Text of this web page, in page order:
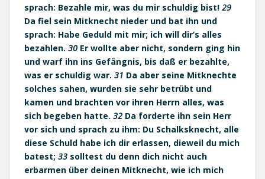
sprach: Bezahle mir, was du mir schuldig bist! 29
Da fiel sein Mitknecht nieder und bat ihn und
sprach: Habe Geduld mit mir; ich will dir’s alles
bezahlen. 30 Er wollte aber nicht, sondern ging hin
und warf ihn ins Gefängnis, bis daß er bezahlte,
was er schuldig war. 31 Da aber seine Mitknechte
solches sahen, wurden sie sehr betrübt und
kamen und brachten vor ihren Herrn alles, was
sich begeben hatte. 32 Da forderte ihn sein Herr
vor sich und sprach zu ihm: Du Schalksknecht, alle
diese Schuld habe ich dir erlassen, dieweil du mich
batest; 33 solltest du denn dich nicht auch
erbarmen über deinen Mitknecht, wie ich mich